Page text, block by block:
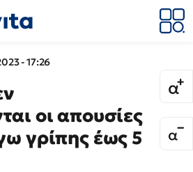
- 17:26
οι απουσίες
γρίπης έως 5